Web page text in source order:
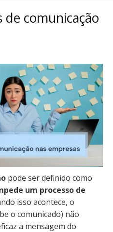
comunicação
pode ser definido como
um processo de
isso acontece, o
o comunicado) não
a mensagem do